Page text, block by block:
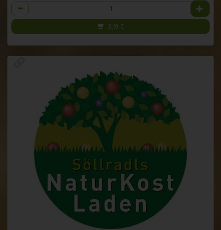
Anzahl
3,19 €